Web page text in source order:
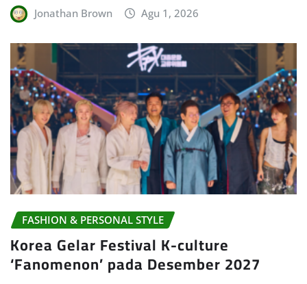
Jonathan Brown Agu 1, 2026
FASHION & PERSONAL STYLE
Korea Gelar Festival K-culture
‘Fanomenon’ pada Desember 2027